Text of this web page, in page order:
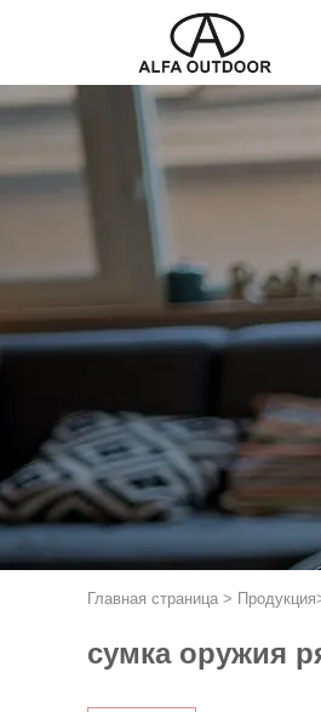
Главная страница > Продукция
сумка оружия